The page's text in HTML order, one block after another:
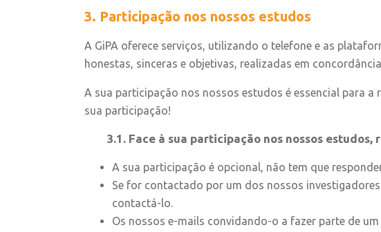
3. Participação nos nossos estudos
A GiPA oferece serviços, utilizando o telefone e as
honestas, sinceras e objetivas, realizadas em
A sua participação nos nossos estudos é essencial para
sua participação!
3.1. Face à sua participação nos nossos estudos,
A sua participação é opcional, não tem que
Se for contactado por um dos nossos
contactá-lo.
Os nossos e-mails convidando-o a fazer parte de